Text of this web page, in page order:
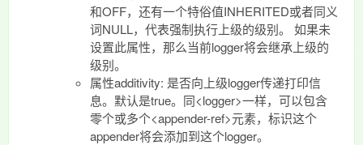
和OFF，还有一个特俗值INHERITED或者同义
词NULL，代表强制执行上级的级别。 如果未
设置此属性，那么当前logger将会继承上级的
级别。
属性additivity: 是否向上级logger传递打印信
息。默认是true。同<logger>一样，可以包含
零个或多个<appender-ref>元素，标识这个
appender将会添加到这个logger。